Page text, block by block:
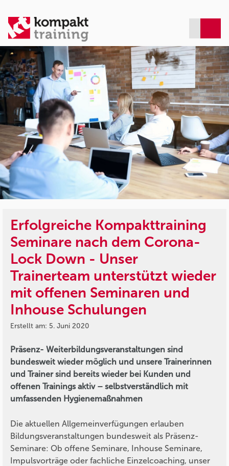
Erfolgreiche Kompakttraining
Seminare nach dem Corona-
Lock Down - Unser
Trainerteam unterstützt wieder
mit offenen Seminaren und
Inhouse Schulungen
Erstellt am: 5. Juni 2020
Präsenz- Weiterbildungsveranstaltungen sind
bundesweit wieder möglich und unsere Trainerinnen
und Trainer sind bereits wieder bei Kunden und
offenen Trainings aktiv – selbstverständlich mit
umfassenden Hygienemaßnahmen
Die aktuellen Allgemeinverfügungen erlauben
Bildungsveranstaltungen bundesweit als Präsenz-
Seminare: Ob offene Seminare, Inhouse Seminare,
Impulsvorträge oder fachliche Einzelcoaching, unser